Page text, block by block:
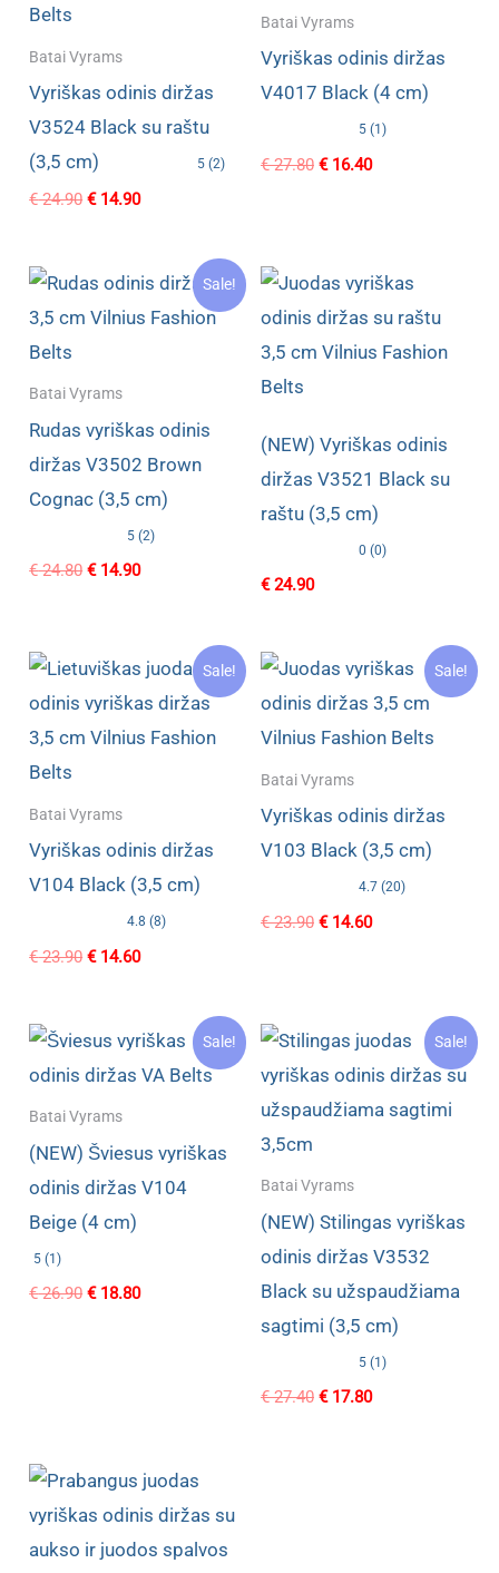
Batai Vyrams
Vyriškas odinis diržas
V3524 Black su raštu
(3,5 cm)
5 (2)
€24.90 Original
€14.90Current
Batai Vyrams
Vyriškas odinis diržas
V4017 Black (4 cm)
5 (1)
€27.80 Original
€16.40Current
Sale!
Batai Vyrams
Rudas vyriškas odinis
diržas V3502 Brown
Cognac (3,5 cm)
5 (2)
€24.80 Original
€14.90Current
(NEW) Vyriškas odinis
diržas V3521 Black su
raštu (3,5 cm)
0 (0)
€24.90
Sale!
Batai Vyrams
Vyriškas odinis diržas
V104 Black (3,5 cm)
4.8 (8)
€23.90 Original
€14.60Current
Sale!
Batai Vyrams
Vyriškas odinis diržas
V103 Black (3,5 cm)
4.7 (20)
€23.90 Original
€14.60Current
Sale!
Batai Vyrams
(NEW) Šviesus vyriškas
odinis diržas V104
Beige (4 cm)
5 (1)
€26.90 Original
€18.80Current
Sale!
Batai Vyrams
(NEW) Stilingas vyriškas
odinis diržas V3532
Black su užspaudžiama
sagtimi (3,5 cm)
5 (1)
€27.40 Original
€17.80Current